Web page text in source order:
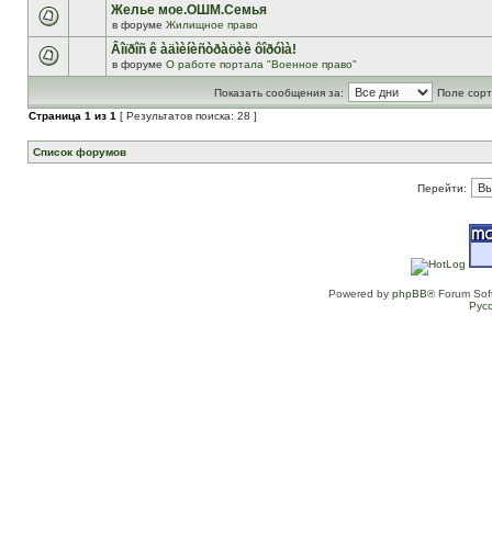
Желье мое.ОШМ.Семья
в форуме Жилищное право
Âîïðîñ ê àäìèíèñòðàöèè ôîðóìà!
в форуме О работе портала "Военное право"
Показать сообщения за:
Поле
Страница 1 из 1 [ Результатов поиска: 28 ]
Список форумов
Перейти:
Powered by phpBB® Forum